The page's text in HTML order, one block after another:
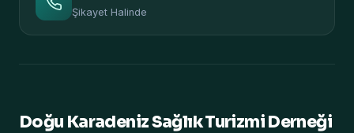
Şikayet Halinde
Doğu Karadeniz Sağlık Turizmi Derneği